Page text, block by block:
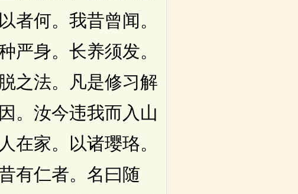
者何。我昔曾闻。
严身。长养须发。
之法。凡是修习解
。汝今违我而入山
在家。以诸璎珞。
有仁者。名曰随